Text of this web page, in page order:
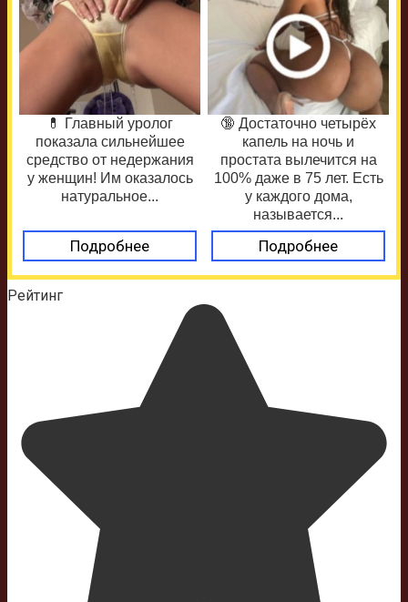
💊 Главный уролог
показала сильнейшее
средство от недержания
у женщин! Им оказалось
натуральное...
Подробнее
🔞 Достаточно четырёх
капель на ночь и
простата вылечится на
100% даже в 75 лет. Есть
у каждого дома,
называется...
Подробнее
Рейтинг